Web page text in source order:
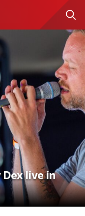
Dex live in